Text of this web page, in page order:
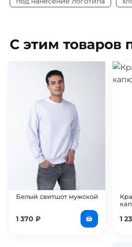
Под нанесение Да
С этим товаров
Белый свитшот мужской
1 370 ₽ 1